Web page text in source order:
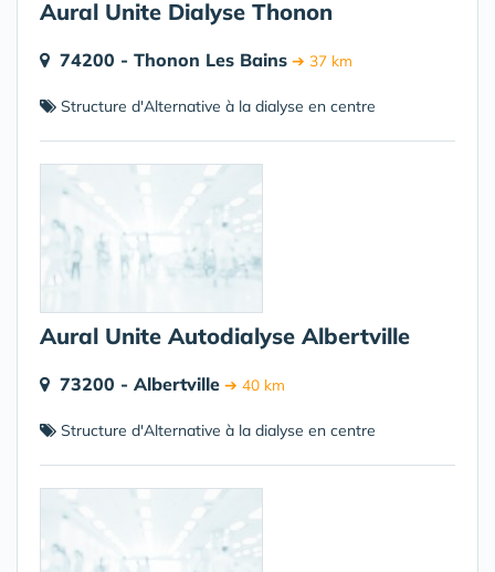
Aural Unite Dialyse Thonon
74200 - Thonon Les Bains ➔ 37 km
Structure d'Alternative à la dialyse en centre
Aural Unite Autodialyse Albertville
73200 - Albertville ➔ 40 km
Structure d'Alternative à la dialyse en centre